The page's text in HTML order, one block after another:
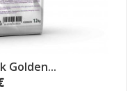
Golden...